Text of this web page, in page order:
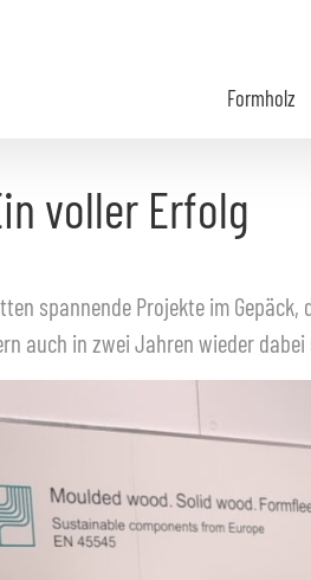
Formholz
voller Erfolg
spannende Projekte im
auch in zwei Jahren wieder dabei